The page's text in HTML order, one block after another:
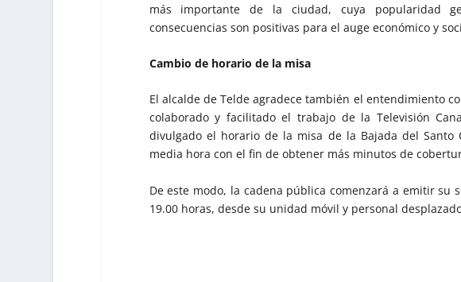
más importante de la ciudad, cuya popularidad
consecuencias son positivas para el auge económico y
Cambio de horario de la misa
El alcalde de Telde agradece también el entendimiento
colaborado y facilitado el trabajo de la Televisión
divulgado el horario de la misa de la Bajada del Santo
media hora con el fin de obtener más minutos de
De este modo, la cadena pública comenzará a emitir su
19.00 horas, desde su unidad móvil y personal